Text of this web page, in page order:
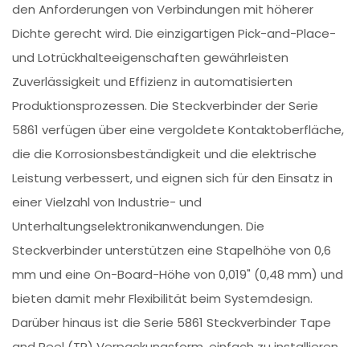
den Anforderungen von Verbindungen mit höherer
Dichte gerecht wird. Die einzigartigen Pick-and-Place-
und Lotrückhalteeigenschaften gewährleisten
Zuverlässigkeit und Effizienz in automatisierten
Produktionsprozessen. Die Steckverbinder der Serie
5861 verfügen über eine vergoldete Kontaktoberfläche,
die die Korrosionsbeständigkeit und die elektrische
Leistung verbessert, und eignen sich für den Einsatz in
einer Vielzahl von Industrie- und
Unterhaltungselektronikanwendungen. Die
Steckverbinder unterstützen eine Stapelhöhe von 0,6
mm und eine On-Board-Höhe von 0,019" (0,48 mm) und
bieten damit mehr Flexibilität beim Systemdesign.
Darüber hinaus ist die Serie 5861 Steckverbinder Tape